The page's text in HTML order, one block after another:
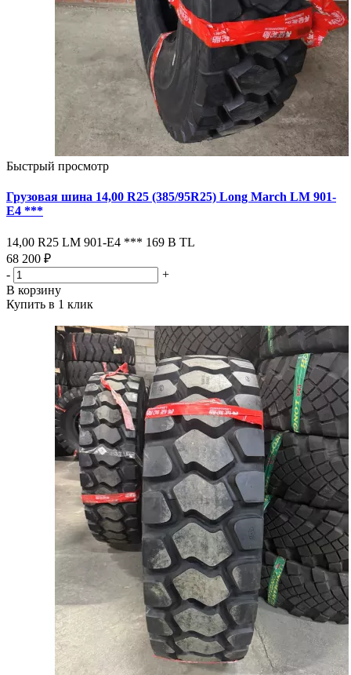
Быстрый просмотр
Грузовая шина 14,00 R25 (385/95R25) Long March LM 901-
Е4 ***
14,00 R25 LM 901-Е4 *** 169 В ТL
68 200 ₽
-
+
В корзину
Купить в 1 клик